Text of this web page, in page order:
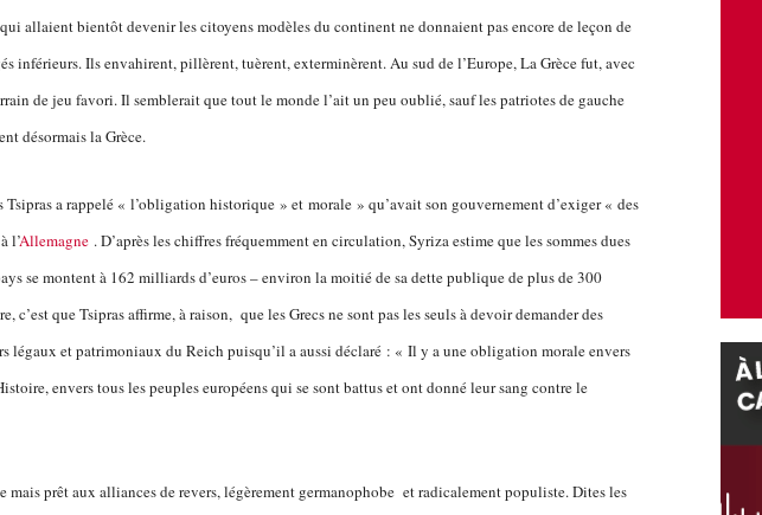
allaient bientôt devenir les citoyens modèles du continent ne donnaient pas encore de leçon de
inférieurs. Ils envahirent, pillèrent, tuèrent, exterminèrent. Au sud de l’Europe, La Grèce fut, avec
de jeu favori. Il semblerait que tout le monde l’ait un peu oublié, sauf les patriotes de gauche
désormais la Grèce.
a rappelé « l’obligation historique » et morale » qu’avait son gouvernement d’exiger « des
l’Allemagne . D’après les chiffres fréquemment en circulation, Syriza estime que les sommes dues
se montent à 162 milliards d’euros – environ la moitié de sa dette publique de plus de 300
c’est que Tsipras affirme, à raison, que les Grecs ne sont pas les seuls à devoir demander des
légaux et patrimoniaux du Reich puisqu’il a aussi déclaré : « Il y a une obligation morale envers
envers tous les peuples européens qui se sont battus et ont donné leur sang contre le
mais prêt aux alliances de revers, légèrement germanophobe et radicalement populiste. Dites les